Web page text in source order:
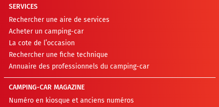
SERVICES
Rechercher une aire de services
Acheter un camping-car
La cote de l’occasion
Rechercher une fiche technique
Annuaire des professionnels du camping-car
CAMPING-CAR MAGAZINE
Numéro en kiosque et anciens numéros